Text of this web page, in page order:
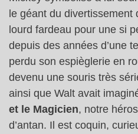
le géant du divertissement
lourd fardeau pour une si
depuis des années d’une
perdu son espièglerie en
devenu une souris très
ainsi que Walt avait
et le Magicien, notre
d’antan. Il est coquin,